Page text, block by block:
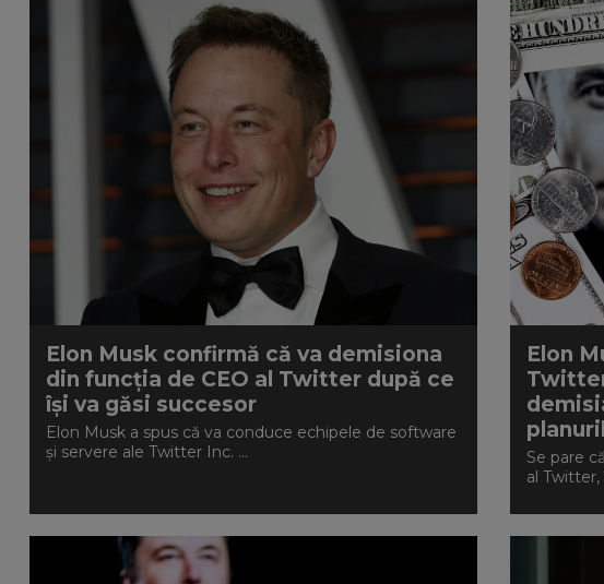
Elon Musk confirmă că va demisiona
din funcția de CEO al Twitter după ce
își va găsi succesor
Elon Musk a spus că va conduce echipele de software
și servere ale Twitter Inc. ...
Elon
Se pare
al Twitter,